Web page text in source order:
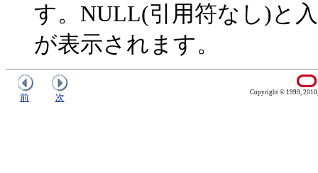
す。NULL(引用符なし)と
が表示されます。
前 次 Copyright © 1999,